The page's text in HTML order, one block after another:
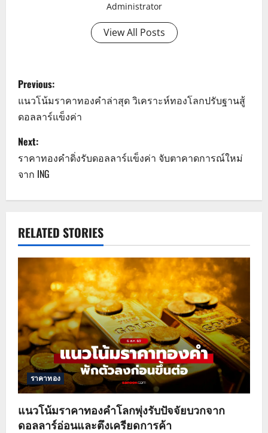
Administrator
View All Posts
P
o
s
t
n
a
v
i
g
a
t
i
o
n
Previous:
แนวโน้มราคาทองคำล่าสุด วิเคราะห์ทองโลกปรับฐานสู้
ดอลลาร์แข็งค่า
Next:
ราคาทองคำดิ่งรับดอลลาร์แข็งค่า จับตาคาดการณ์ใหม่
จาก ING
RELATED STORIES
ราคาทอง
แนวโน้มราคาทองคำโลกพุ่งรับปัจจัยบวกจาก
ดอลลาร์อ่อนและตึงเครียดการค้า